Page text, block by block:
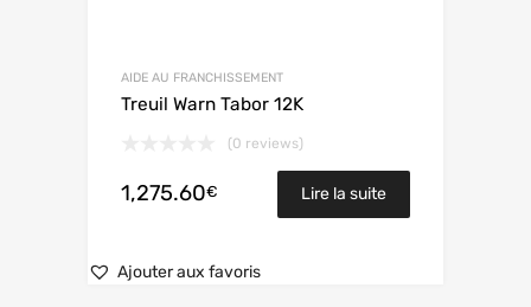
AIDE AU FRANCHISSEMENT
Treuil Warn Tabor 12K
(0 reviews)
1,275.60€ Lire la suite
Ajouter aux favoris